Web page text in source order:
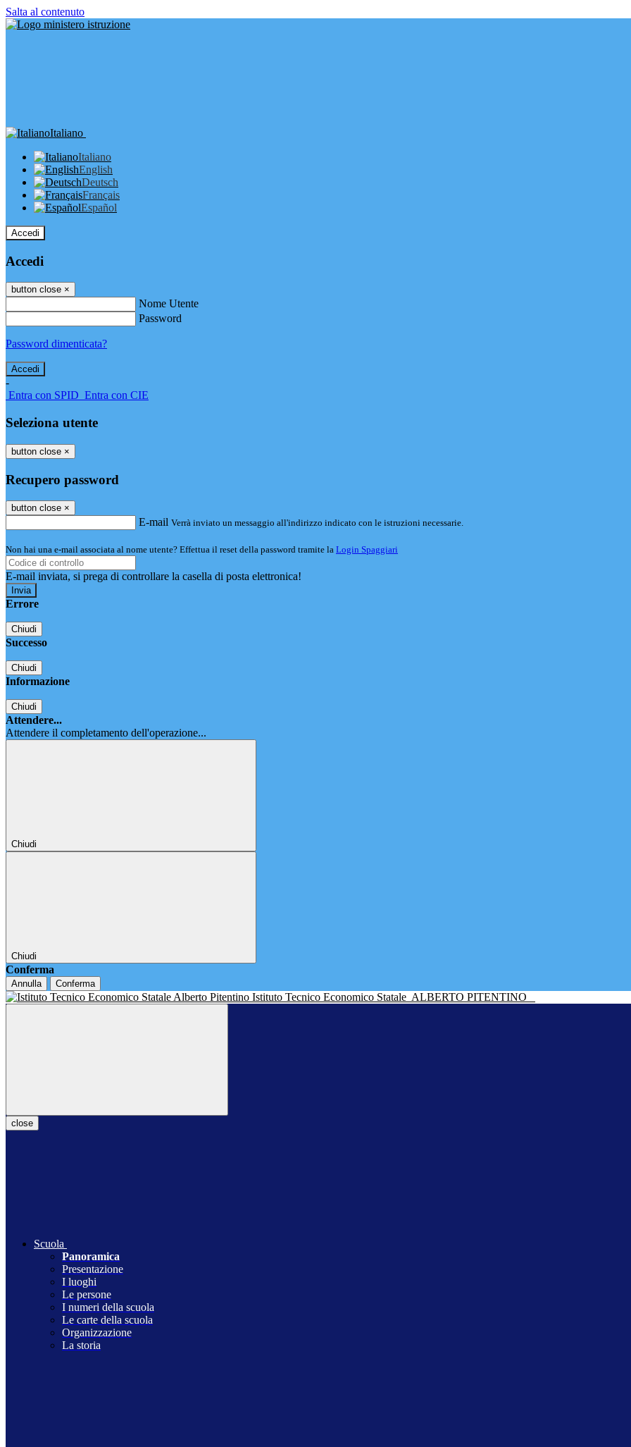
Salta al contenuto
Italiano
Italiano
English
Deutsch
Français
Español
Accedi
Accedi
button close ×
Nome Utente
Password
Password dimenticata?
-
Entra con SPID Entra con CIE
Seleziona utente
button close ×
Recupero password
button close ×
E-mail Verrà inviato un messaggio all'indirizzo indicato con le istruzioni necessarie.
Non hai una e-mail associata al nome utente? Effettua il reset della password tramite la Login Spaggiari
E-mail inviata, si prega di controllare la casella di posta elettronica!
Errore
Chiudi
Successo
Chiudi
Informazione
Chiudi
Attendere...
Attendere il completamento dell'operazione...
Chiudi
Chiudi
Conferma
Annulla Conferma
Istituto Tecnico Economico Statale ALBERTO PITENTINO
close
Scuola
Panoramica
Presentazione
I luoghi
Le persone
I numeri della scuola
Le carte della scuola
Organizzazione
La storia